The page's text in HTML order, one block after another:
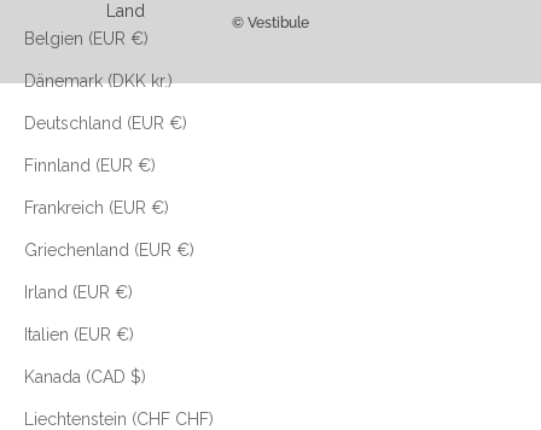
Land
Belgien (EUR €)
Dänemark (DKK kr.)
Deutschland (EUR €)
Finnland (EUR €)
Frankreich (EUR €)
Griechenland (EUR €)
Irland (EUR €)
Italien (EUR €)
Kanada (CAD $)
Liechtenstein (CHF CHF)
© Vestibule